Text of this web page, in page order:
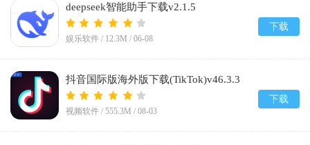
deepseek智能助手下载v2.1.5
娱乐软件 / 12.3M / 06-08
下载
抖音国际版海外版下载(TikTok)v46.3.3
视频软件 / 555.3M / 08-03
下载